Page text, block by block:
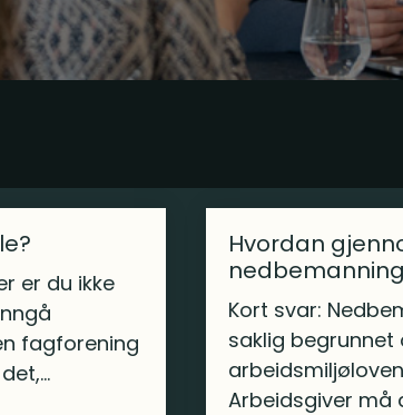
er du ikke
fagforening
Hvordan
Kort svar:
saklig begrunnet
Arbeidsgiver må